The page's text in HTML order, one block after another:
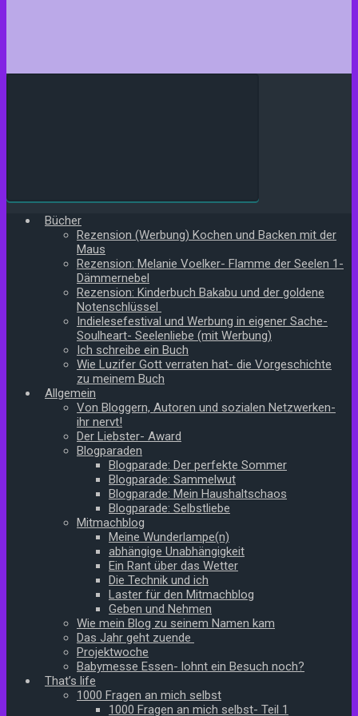
Bücher
Rezension (Werbung) Kochen und Backen mit der
Maus
Rezension: Melanie Voelker- Flamme der Seelen 1-
Dämmernebel
Rezension: Kinderbuch Bakabu und der goldene
Notenschlüssel
Indielesefestival und Werbung in eigener Sache-
Soulheart- Seelenliebe (mit Werbung)
Ich schreibe ein Buch
Wie Luzifer Gott verraten hat- die Vorgeschichte
zu meinem Buch
Allgemein
Von Bloggern, Autoren und sozialen Netzwerken-
ihr nervt!
Der Liebster- Award
Blogparaden
Blogparade: Der perfekte Sommer
Blogparade: Sammelwut
Blogparade: Mein Haushaltschaos
Blogparade: Selbstliebe
Mitmachblog
Meine Wunderlampe(n)
abhängige Unabhängigkeit
Ein Rant über das Wetter
Die Technik und ich
Laster für den Mitmachblog
Geben und Nehmen
Wie mein Blog zu seinem Namen kam
Das Jahr geht zuende
Projektwoche
Babymesse Essen- lohnt ein Besuch noch?
That’s life
1000 Fragen an mich selbst
1000 Fragen an mich selbst- Teil 1